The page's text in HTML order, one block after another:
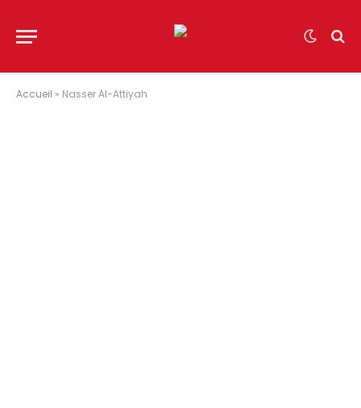
Accueil » Nasser Al-Attiyah